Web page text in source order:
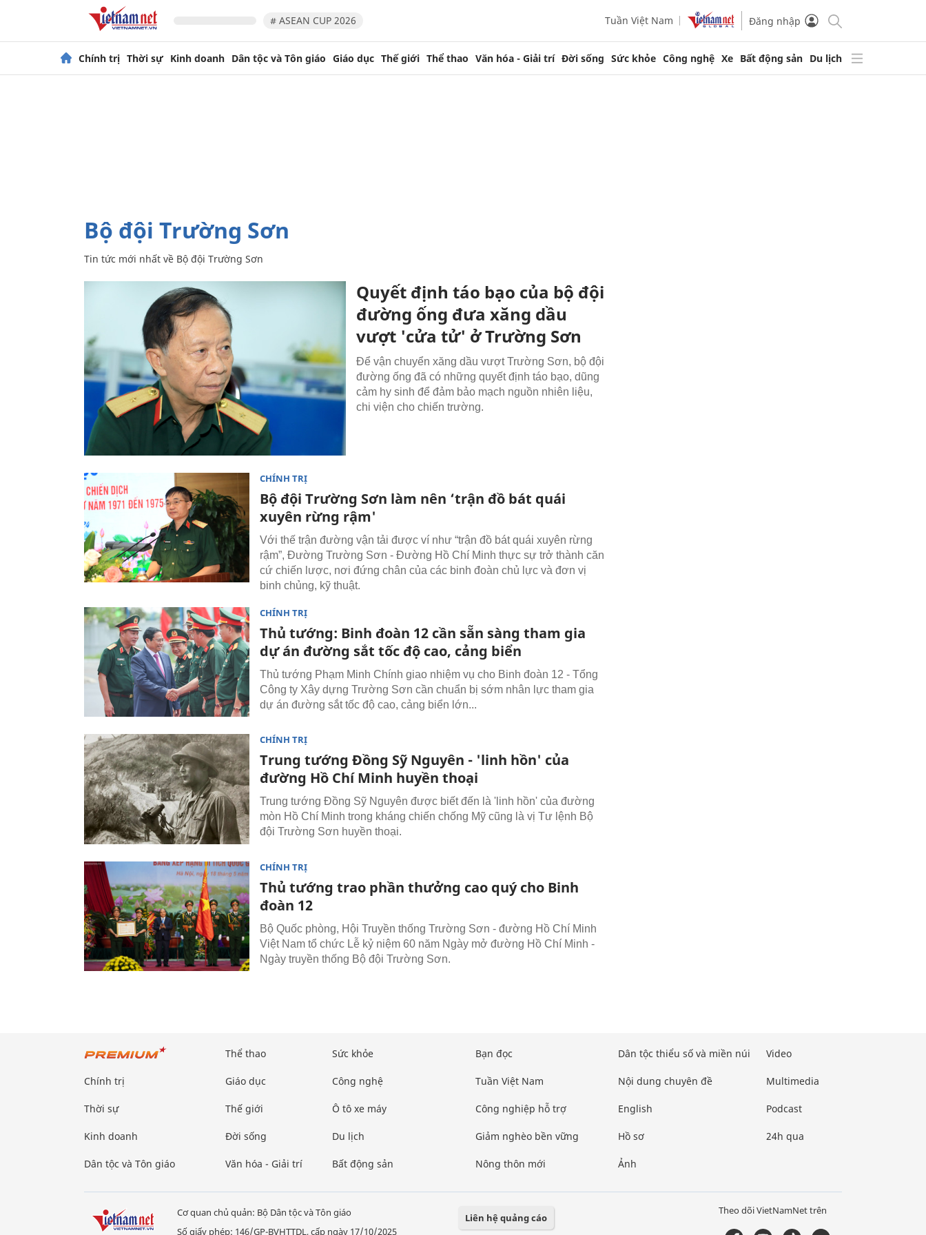
# ASEAN CUP 2026 Tuần Việt Nam Đăng nhập
Chính trị Thời sự Kinh doanh Dân tộc và Tôn giáo Giáo dục Thế giới Thể thao Văn hóa - Giải trí Đời sống Sức khỏe Công nghệ Xe Bất động sản Du lịch
Bộ đội Trường Sơn
Tin tức mới nhất về Bộ đội Trường Sơn
Quyết định táo bạo của bộ đội
đường ống đưa xăng dầu
vượt 'cửa tử' ở Trường Sơn
Để vận chuyển xăng dầu vượt Trường Sơn, bộ đội
đường ống đã có những quyết định táo bạo, dũng
cảm hy sinh để đảm bảo mạch nguồn nhiên liệu,
chi viện cho chiến trường.
CHÍNH TRỊ
Bộ đội Trường Sơn làm nên ‘trận đồ bát quái
xuyên rừng rậm'
Với thế trận đường vận tải được ví như “trận đồ bát quái xuyên rừng
rậm”, Đường Trường Sơn - Đường Hồ Chí Minh thực sự trở thành căn
cứ chiến lược, nơi đứng chân của các binh đoàn chủ lực và đơn vị
binh chủng, kỹ thuật.
CHÍNH TRỊ
Thủ tướng: Binh đoàn 12 cần sẵn sàng tham gia
dự án đường sắt tốc độ cao, cảng biển
Thủ tướng Phạm Minh Chính giao nhiệm vụ cho Binh đoàn 12 - Tổng
Công ty Xây dựng Trường Sơn cần chuẩn bị sớm nhân lực tham gia
dự án đường sắt tốc độ cao, cảng biển lớn...
CHÍNH TRỊ
Trung tướng Đồng Sỹ Nguyên - 'linh hồn' của
đường Hồ Chí Minh huyền thoại
Trung tướng Đồng Sỹ Nguyên được biết đến là 'linh hồn' của đường
mòn Hồ Chí Minh trong kháng chiến chống Mỹ cũng là vị Tư lệnh Bộ
đội Trường Sơn huyền thoại.
CHÍNH TRỊ
Thủ tướng trao phần thưởng cao quý cho Binh
đoàn 12
Bộ Quốc phòng, Hội Truyền thống Trường Sơn - đường Hồ Chí Minh
Việt Nam tổ chức Lễ kỷ niệm 60 năm Ngày mở đường Hồ Chí Minh -
Ngày truyền thống Bộ đội Trường Sơn.
Chính trị
Thời sự
Kinh doanh
Dân tộc và Tôn giáo
Thể thao
Giáo dục
Thế giới
Đời sống
Văn hóa - Giải trí
Sức khỏe
Công nghệ
Ô tô xe máy
Du lịch
Bất động sản
Bạn đọc
Tuần Việt Nam
Công nghiệp hỗ trợ
Giảm nghèo bền vững
Nông thôn mới
Dân tộc thiểu số và miền núi
Nội dung chuyên đề
English
Hồ sơ
Ảnh
Video
Multimedia
Podcast
24h qua
Cơ quan chủ quản: Bộ Dân tộc và Tôn giáo
Số giấy phép: 146/GP-BVHTTDL, cấp ngày 17/10/2025
Liên hệ quảng cáo
Theo dõi VietNamNet trên